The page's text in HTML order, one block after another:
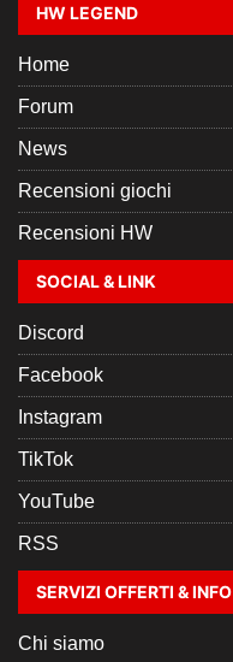
HW LEGEND
Home
Forum
News
Recensioni giochi
Recensioni HW
SOCIAL & LINK
Discord
Facebook
Instagram
TikTok
YouTube
RSS
SERVIZI OFFERTI & INFO
Chi siamo